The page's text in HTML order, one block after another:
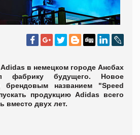
в немецком городе Ансбах
фабрику будущего. Новое
брендовым названием "Speed
продукцию Adidas всего
вместо двух лет.